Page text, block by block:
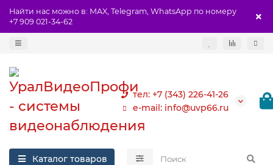
Найти нас можно в: MAX, Telegram, WhatsApp по номеру
+7 909 021-34-62
тел: +7 (343) 226-41-26
e-mail: info@uvp66.ru
Каталог товаров